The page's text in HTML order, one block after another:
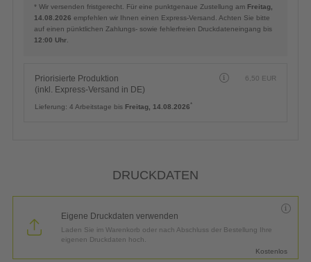
* Wir versenden fristgerecht. Für eine punktgenaue Zustellung am Freitag,
14.08.2026 empfehlen wir Ihnen einen Express-Versand. Achten Sie bitte
auf einen pünktlichen Zahlungs- sowie fehlerfreien Druckdateneingang bis
12:00 Uhr
Priorisierte Produktion
(inkl. Express-Versand in DE)
6,50 EUR
Lieferung: 4 Arbeitstage bis Freitag, 14.08.2026*
DRUCKDATEN
Eigene Druckdaten verwenden
Laden Sie im Warenkorb oder nach Abschluss der Bestellung Ihre
eigenen Druckdaten hoch.
Kostenlos